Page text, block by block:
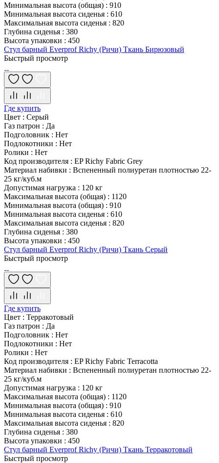
Минимальная высота (общая) : 910
Минимальная высота сиденья : 610
Максимальная высота сиденья : 820
Глубина сиденья : 380
Высота упаковки : 450
Стул барный Everprof Richy (Ричи) Ткань Бирюзовый
Быстрый просмотр
Где купить
Цвет : Серый
Газ патрон : Да
Подголовник : Нет
Подлокотники : Нет
Ролики : Нет
Код производителя : EP Richy Fabric Grey
Материал набивки : Вспененный полиуретан плотностью 22-
25 кг/куб.м
Допустимая нагрузка : 120 кг
Максимальная высота (общая) : 1120
Минимальная высота (общая) : 910
Минимальная высота сиденья : 610
Максимальная высота сиденья : 820
Глубина сиденья : 380
Высота упаковки : 450
Стул барный Everprof Richy (Ричи) Ткань Серый
Быстрый просмотр
Где купить
Цвет : Терракотовый
Газ патрон : Да
Подголовник : Нет
Подлокотники : Нет
Ролики : Нет
Код производителя : EP Richy Fabric Terracotta
Материал набивки : Вспененный полиуретан плотностью 22-
25 кг/куб.м
Допустимая нагрузка : 120 кг
Максимальная высота (общая) : 1120
Минимальная высота (общая) : 910
Минимальная высота сиденья : 610
Максимальная высота сиденья : 820
Глубина сиденья : 380
Высота упаковки : 450
Стул барный Everprof Richy (Ричи) Ткань Терракотовый
Быстрый просмотр